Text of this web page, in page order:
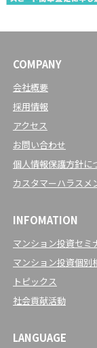
COMPANY
会社概要
採用情報
アクセス
お問い合わせ
個人情報保護方針に
カスタマーハラスメ
INFOMATION
マンション投資セミ
マンション投資個別
トピックス
社会貢献活動
LANGUAGE